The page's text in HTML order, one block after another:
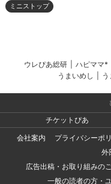
ミニストップ
ウレぴあ総研 ハピママ*
うまいめし
チケットぴあ
会社案内
プライバシーポ
外
広告出稿・お取り組みの
一般の読者の方・